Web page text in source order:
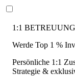
1:1 BETREUUNG
Werde Top 1 %
Persönliche 1:1
Strategie &